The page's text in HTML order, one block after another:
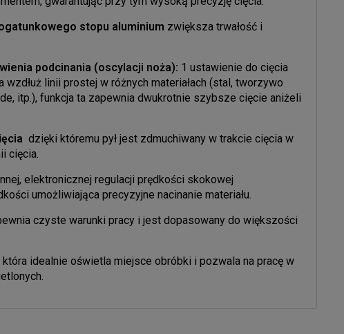
stopu aluminium zwiększa trwałość i
podcinania (oscylacji noża): 1 ustawienie do cięcia
linii prostej w różnych materiałach (stal, tworzywo
itp.), funkcja ta zapewnia dwukrotnie szybsze cięcie aniżeli
dzięki któremu pył jest zdmuchiwany w trakcie cięcia w
cięcia.
elektronicznej regulacji prędkości skokowej
umożliwiająca precyzyjne nacinanie materiału.
czyste warunki pracy i jest dopasowany do większości
która idealnie oświetla miejsce obróbki i pozwala na pracę w